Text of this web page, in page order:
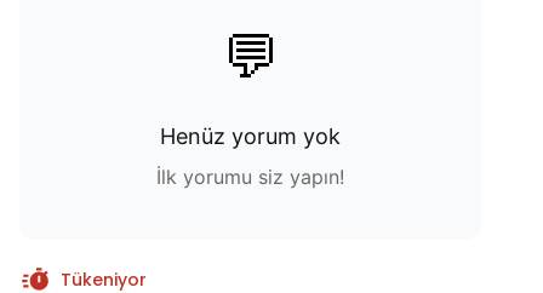
💬
Henüz yorum yok
İlk yorumu siz yapın!
Tükeniyor